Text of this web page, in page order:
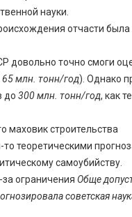
науки.
отчасти была
довольно точно смоги
65 млн. тонн/год). Однако
до 300 млн. тонн/год, как
маховик строительства
теоретическими
самоубийству.
ограничения Обще
советская